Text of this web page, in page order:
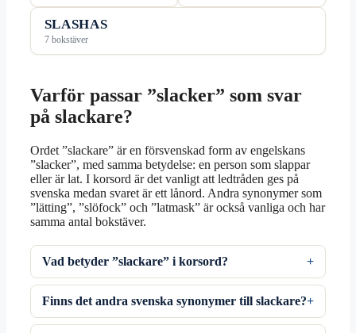
SLASHAS
7 bokstäver
Varför passar ”slacker” som svar
på slackare?
Ordet ”slackare” är en försvenskad form av engelskans
”slacker”, med samma betydelse: en person som slappar
eller är lat. I korsord är det vanligt att ledtråden ges på
svenska medan svaret är ett lånord. Andra synonymer som
”lätting”, ”slöfock” och ”latmask” är också vanliga och har
samma antal bokstäver.
Vad betyder ”slackare” i korsord?
Finns det andra svenska synonymer till slackare?